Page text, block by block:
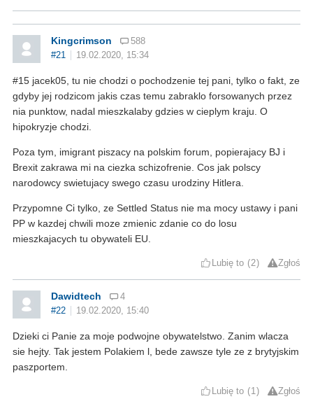
Kingcrimson
588
#21
19.02.2020, 15:34
#15 jacek05, tu nie chodzi o pochodzenie tej pani, tylko o fakt, ze
gdyby jej rodzicom jakis czas temu zabraklo forsowanych przez
nia punktow, nadal mieszkalaby gdzies w cieplym kraju. O
hipokryzje chodzi.
Poza tym, imigrant piszacy na polskim forum, popierajacy BJ i
Brexit zakrawa mi na ciezka schizofrenie. Cos jak polscy
narodowcy swietujacy swego czasu urodziny Hitlera.
Przypomne Ci tylko, ze Settled Status nie ma mocy ustawy i pani
PP w kazdej chwili moze zmienic zdanie co do losu
mieszkajacych tu obywateli EU.
Lubię to 2 Zgłoś
Dawidtech
4
#22
19.02.2020, 15:40
Dzieki ci Panie za moje podwojne obywatelstwo. Zanim wlacza
sie hejty. Tak jestem Polakiem l, bede zawsze tyle ze z brytyjskim
paszportem.
Lubię to 1 Zgłoś